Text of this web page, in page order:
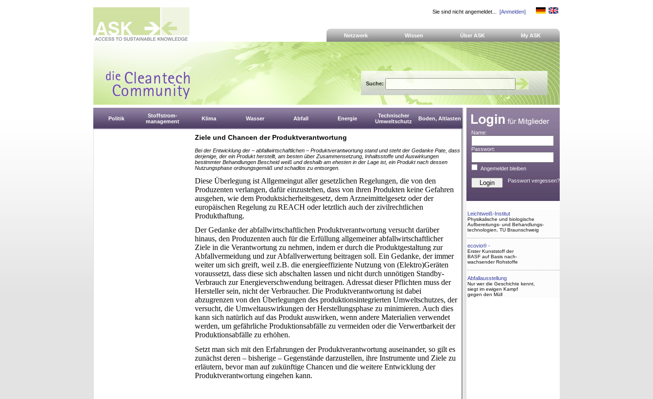
Sie sind nicht angemeldet... [Anmelden]
Netzwerk Wissen Über ASK My ASK
Suche:
Politik
Stoffstrom-
management
Klima Wasser Abfall Energie
Technischer
Umweltschutz
Boden, Altlasten
Ziele und Chancen der Produktverantwortung
Bei der Entwicklung der – abfallwirtschaftlichen – Produktverantwortung stand und steht der Gedanke Pate, dass
derjenige, der ein Produkt herstellt, am besten über Zusammensetzung, Inhaltsstoffe und Auswirkungen
bestimmter Behandlungen Bescheid weiß und deshalb am ehesten in der Lage ist, ein Produkt nach dessen
Nutzungsphase ordnungsgemäß und schadlos zu entsorgen.
Diese Überlegung ist Allgemeingut aller gesetzlichen Regelungen, die von den
Produzenten verlangen, dafür einzustehen, dass von ihren Produkten keine Gefahren
ausgehen, wie dem Produktsicherheitsgesetz, dem Arzneimittelgesetz oder der
europäischen Regelung zu REACH oder letztlich auch der zivilrechtlichen
Produkthaftung.
Der Gedanke der abfallwirtschaftlichen Produktverantwortung versucht darüber
hinaus, den Produzenten auch für die Erfüllung allgemeiner abfallwirtschaftlicher
Ziele in die Verantwortung zu nehmen, indem er durch die Produktgestaltung zur
Abfallvermeidung und zur Abfallverwertung beitragen soll. Ein Gedanke, der immer
weiter um sich greift, weil z.B. die energieeffiziente Nutzung von (Elektro)Geräten
voraussetzt, dass diese sich abschalten lassen und nicht durch unnötigen Standby-
Verbrauch zur Energieverschwendung beitragen. Adressat dieser Pflichten muss der
Hersteller sein, nicht der Verbraucher. Die Produktverantwortung ist dabei
abzugrenzen von den Überlegungen des produktionsintegrierten Umweltschutzes, der
versucht, die Umweltauswirkungen der Herstellungsphase zu minimieren. Auch dies
kann sich natürlich auf das Produkt auswirken, wenn andere Materialien verwendet
werden, um gefährliche Produktionsabfälle zu vermeiden oder die Verwertbarkeit der
Produktionsabfälle zu erhöhen.
Setzt man sich mit den Erfahrungen der Produktverantwortung auseinander, so gilt es
zunächst deren – bisherige – Gegenstände darzustellen, ihre Instrumente und Ziele zu
erläutern, bevor man auf zukünftige Chancen und die weitere Entwicklung der
Produktverantwortung eingehen kann.
Name:
Passwort:
Angemeldet bleiben
Passwort vergessen?
Leichtweiß-Institut
Physikalische und biologische
Aufbereitungs- und Behandlungs-
technologien, TU Braunschweig
ecovio® -
Erster Kunststoff der
BASF auf Basis nach-
wachsender Rohstoffe
Abfallausstellung
Nur wer die Geschichte kennt,
siegt im ewigen Kampf
gegen den Müll